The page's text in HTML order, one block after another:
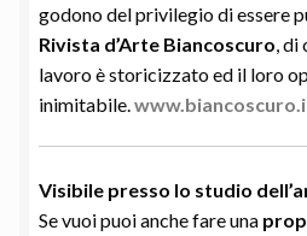
godono del privilegio di essere
Rivista d’Arte Biancoscuro ,
lavoro è storicizzato ed il loro
inimitabile.
Visibile presso lo studio dell’
Se vuoi puoi anche fare una